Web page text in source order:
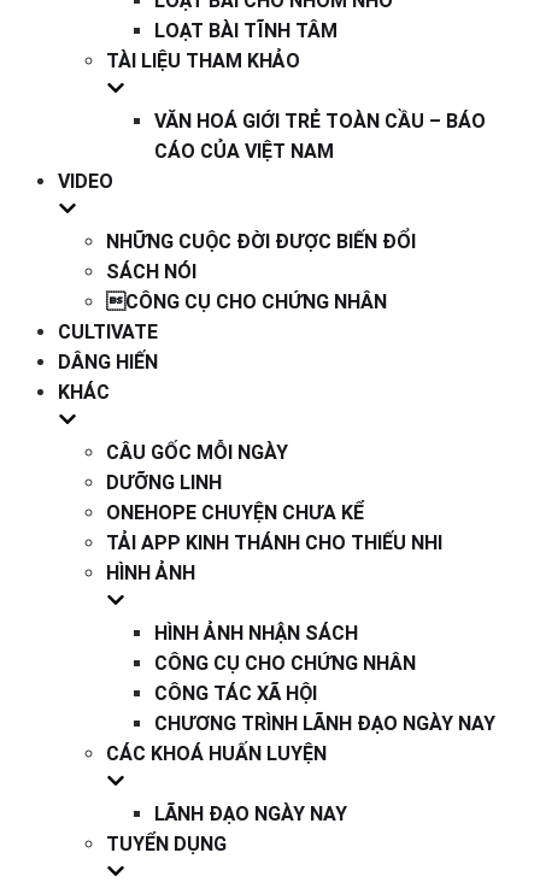
LOẠT BÀI TĨNH TÂM
TÀI LIỆU THAM KHẢO
VĂN HOÁ GIỚI TRẺ TOÀN CẦU – BÁO
CÁO CỦA VIỆT NAM
VIDEO
NHỮNG CUỘC ĐỜI ĐƯỢC BIẾN ĐỔI
SÁCH NÓI
CÔNG CỤ CHO CHỨNG NHÂN
CULTIVATE
DÂNG HIẾN
KHÁC
CÂU GỐC MỖI NGÀY
DƯỠNG LINH
ONEHOPE CHUYỆN CHƯA KỂ
TẢI APP KINH THÁNH CHO THIẾU NHI
HÌNH ẢNH
HÌNH ẢNH NHẬN SÁCH
CÔNG CỤ CHO CHỨNG NHÂN
CÔNG TÁC XÃ HỘI
CHƯƠNG TRÌNH LÃNH ĐẠO NGÀY NAY
CÁC KHOÁ HUẤN LUYỆN
LÃNH ĐẠO NGÀY NAY
TUYỂN DỤNG